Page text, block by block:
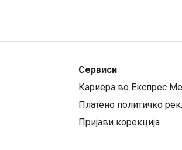
Сервиси
Кариера во Експрес
Платено политичко
Пријави корекција